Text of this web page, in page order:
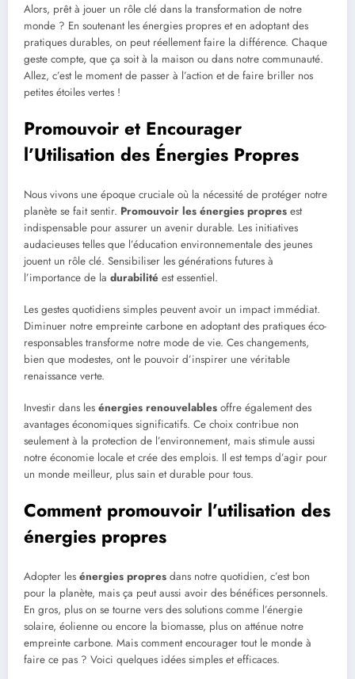
Alors, prêt à jouer un rôle clé dans la transformation de notre
monde ? En soutenant les énergies propres et en adoptant des
pratiques durables, on peut réellement faire la différence. Chaque
geste compte, que ça soit à la maison ou dans notre communauté.
Allez, c’est le moment de passer à l’action et de faire briller nos
petites étoiles vertes !
Promouvoir et Encourager
l’Utilisation des Énergies Propres
Nous vivons une époque cruciale où la nécessité de protéger notre
planète se fait sentir. Promouvoir les énergies propres est
indispensable pour assurer un avenir durable. Les initiatives
audacieuses telles que l’éducation environnementale des jeunes
jouent un rôle clé. Sensibiliser les générations futures à
l’importance de la durabilité est essentiel.
Les gestes quotidiens simples peuvent avoir un impact immédiat.
Diminuer notre empreinte carbone en adoptant des pratiques éco-
responsables transforme notre mode de vie. Ces changements,
bien que modestes, ont le pouvoir d’inspirer une véritable
renaissance verte.
Investir dans les énergies renouvelables offre également des
avantages économiques significatifs. Ce choix contribue non
seulement à la protection de l’environnement, mais stimule aussi
notre économie locale et crée des emplois. Il est temps d’agir pour
un monde meilleur, plus sain et durable pour tous.
Comment promouvoir l’utilisation des
énergies propres
Adopter les énergies propres dans notre quotidien, c’est bon
pour la planète, mais ça peut aussi avoir des bénéfices personnels.
En gros, plus on se tourne vers des solutions comme l’énergie
solaire, éolienne ou encore la biomasse, plus on atténue notre
empreinte carbone. Mais comment encourager tout le monde à
faire ce pas ? Voici quelques idées simples et efficaces.